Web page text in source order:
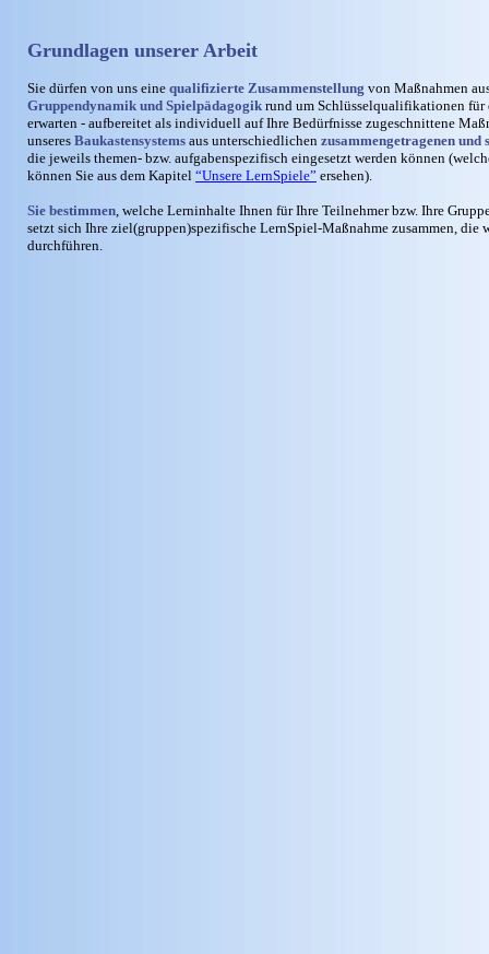
Grundlagen unserer Arbeit
Sie dürfen von uns eine qualifizierte Zusammenstellung von Maßnahmen
Gruppendynamik und Spielpädagogik rund um Schlüsselqualifikationen
erwarten - aufbereitet als individuell auf Ihre Bedürfnisse zugeschnittene
unseres Baukastensystems aus unterschiedlichen zusammengetragenen und
die jeweils themen- bzw. aufgabenspezifisch eingesetzt werden können
können Sie aus dem Kapitel “Unsere LernSpiele” ersehen).
Sie bestimmen, welche Lerninhalte Ihnen für Ihre Teilnehmer bzw. Ihre
setzt sich Ihre ziel(gruppen)spezifische LernSpiel-Maßnahme zusammen, die
durchführen.